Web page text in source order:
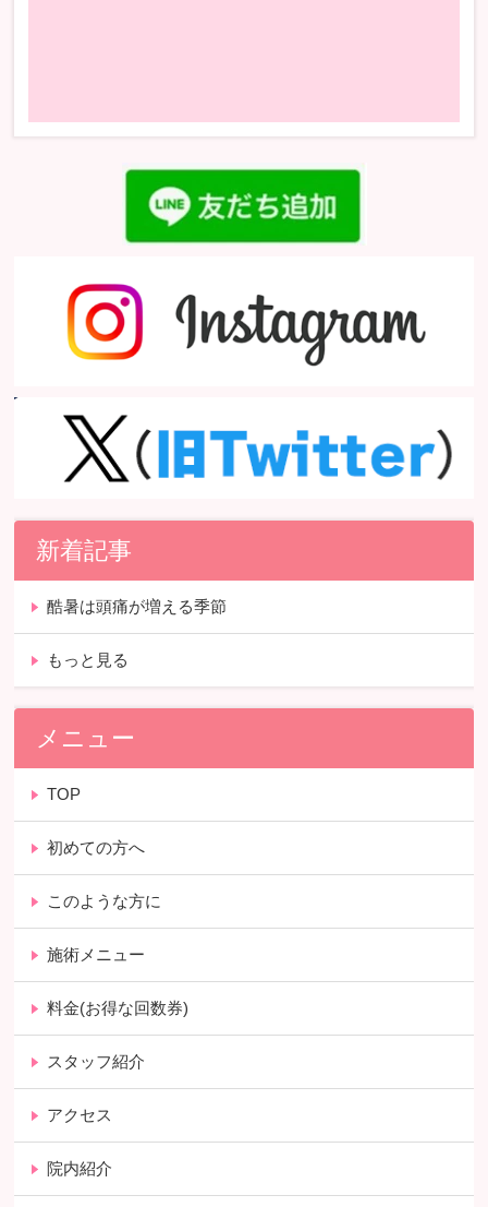
新着記事
酷暑は頭痛が増える季節
もっと見る
メニュー
TOP
初めての方へ
このような方に
施術メニュー
料金(お得な回数券)
スタッフ紹介
アクセス
院内紹介